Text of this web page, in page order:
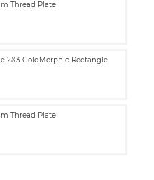
Thread Plate
2&3 GoldMorphic Rectangle
Thread Plate